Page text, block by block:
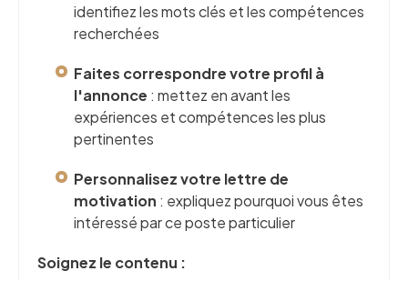
identifiez les mots clés et les compétences
recherchées
Faites correspondre votre profil à
l'annonce : mettez en avant les
expériences et compétences les plus
pertinentes
Personnalisez votre lettre de
motivation : expliquez pourquoi vous êtes
intéressé par ce poste particulier
Soignez le contenu :